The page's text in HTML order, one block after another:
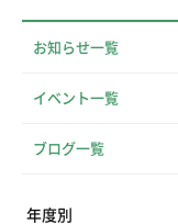
お知らせ一覧
イベント一覧
ブログ一覧
年度別